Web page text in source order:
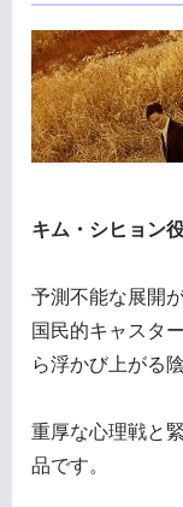
キム・シヒョン
予測不能な展開
国民的キャスタ
ら浮かび上がる
重厚な心理戦と
品です。